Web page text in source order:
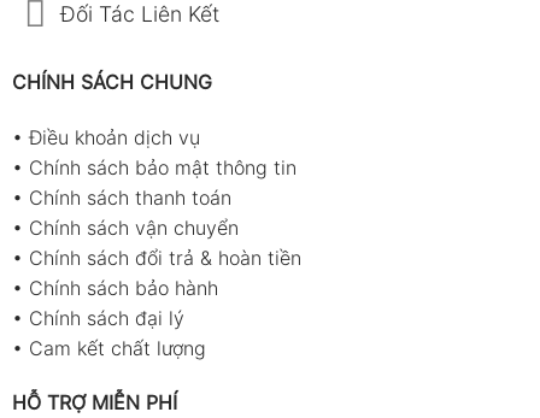
Đối Tác Liên Kết
CHÍNH SÁCH CHUNG
•Điều khoản dịch vụ
• Chính sách bảo mật thông tin
• Chính sách thanh toán
• Chính sách vận chuyển
• Chính sách đổi trả & hoàn tiền
• Chính sách bảo hành
• Chính sách đại lý
• Cam kết chất lượng
HỖ TRỢ MIỄN PHÍ